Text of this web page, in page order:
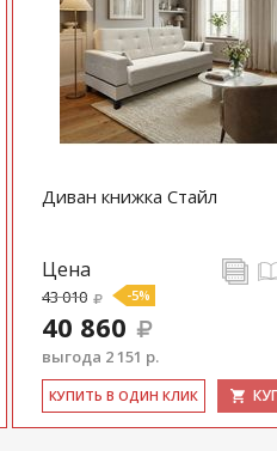
Диван книжка Стайл
Цена
43 010 -5%
40 860
выгода 2 151 р.
КУ­ПИТЬ В ОДИН КЛИК